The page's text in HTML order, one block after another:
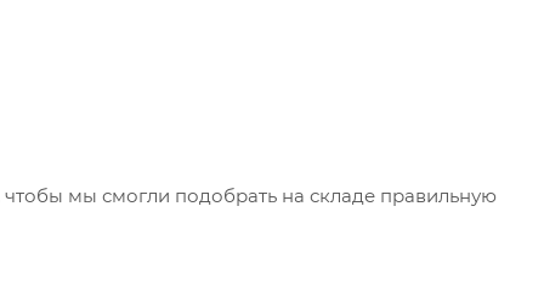
мы смогли подобрать на складе правильную